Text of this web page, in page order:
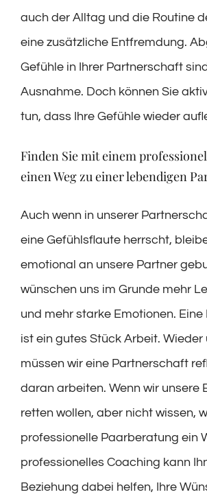
auch der Alltag und die Routine
eine zusätzliche Entfremdung.
Gefühle in Ihrer Partnerschaft
Ausnahme. Doch können Sie
tun, dass Ihre Gefühle wieder
Finden Sie mit einem
einen Weg zu einer lebendigen
Auch wenn in unserer
eine Gefühlsflaute herrscht,
emotional an unsere Partner
wünschen uns im Grunde mehr
und mehr starke Emotionen.
ist ein gutes Stück Arbeit. Wieder
müssen wir eine Partnerschaft
daran arbeiten. Wenn wir unsere
retten wollen, aber nicht wissen,
professionelle Paarberatung ein
professionelles Coaching kann
Beziehung dabei helfen, Ihre